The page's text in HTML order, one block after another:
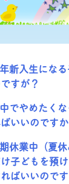
新入生にな
すが？
でやめたく
いいのです
休業中（夏
子どもを預
ばいいので